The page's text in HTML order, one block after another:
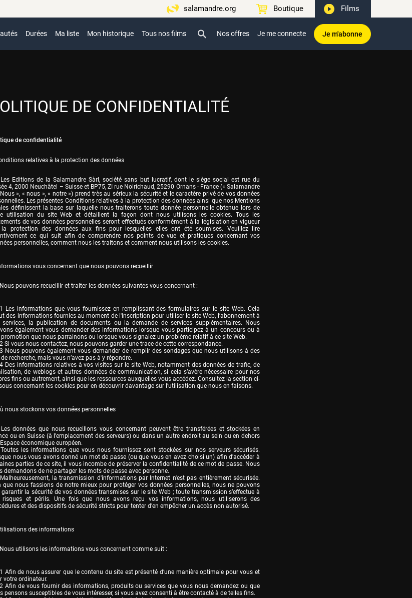
salamandre.org Boutique Films
Durées Ma liste Mon historique Tous nos films Nos offres Je me connecte Je m'abonne
DE CONFIDENTIALITÉ
de confidentialité
relatives à la protection des données
Les Editions de la Salamandre Sàrl, société sans but lucratif, dont le siège social est rue du
4, 2000 Neuchâtel – Suisse et BP75, ZI rue Noirichaud, 25290 Ornans - France (« Salamandre
», « nous », « notre ») prend très au sérieux la sécurité et le caractère privé de vos données
Les présentes Conditions relatives à la protection des données ainsi que nos Mentions
définissent la base sur laquelle nous traiterons toute donnée personnelle obtenue lors de
utilisation du site Web et détaillent la façon dont nous utilisons les cookies. Tous les
de vos données personnelles seront effectués conformément à la législation en vigueur
protection des données aux fins pour lesquelles elles ont été soumises. Veuillez lire
ce qui suit afin de comprendre nos points de vue et pratiques concernant vos
personnelles, comment nous les traitons et comment nous utilisons les cookies.
vous concernant que nous pouvons recueillir
pouvons recueillir et traiter les données suivantes vous concernant :
Les informations que vous fournissez en remplissant des formulaires sur le site Web. Cela
des informations fournies au moment de l'inscription pour utiliser le site Web, l’abonnement à
services, la publication de documents ou la demande de services supplémentaires. Nous
également vous demander des informations lorsque vous participez à un concours ou à
promotion que nous parrainons ou lorsque vous signalez un problème relatif à ce site Web.
Si vous nous contactez, nous pouvons garder une trace de cette correspondance.
Nous pouvons également vous demander de remplir des sondages que nous utilisons à des
recherche, mais vous n’avez pas à y répondre.
Des informations relatives à vos visites sur le site Web, notamment des données de trafic, de
de weblogs et autres données de communication, si cela s’avère nécessaire pour nos
fins ou autrement, ainsi que les ressources auxquelles vous accédez. Consultez la section ci-
concernant les cookies pour en découvrir davantage sur l’utilisation que nous en faisons.
nous stockons vos données personnelles
données que nous recueillons vous concernant peuvent être transférées et stockées en
ou en Suisse (à l’emplacement des serveurs) ou dans un autre endroit au sein ou en dehors
économique européen.
les informations que vous nous fournissez sont stockées sur nos serveurs sécurisés.
nous vous avons donné un mot de passe (ou que vous en avez choisi un) afin d'accéder à
parties de ce site, il vous incombe de préserver la confidentialité de ce mot de passe. Nous
demandons de ne partager les mots de passe avec personne.
la transmission d'informations par Internet n'est pas entièrement sécurisée.
que nous fassions de notre mieux pour protéger vos données personnelles, nous ne pouvons
la sécurité de vos données transmises sur le site Web ; toute transmission s’effectue à
risques et périls. Une fois que nous avons reçu vos informations, nous utiliserons des
et des dispositifs de sécurité stricts pour tenter d'en empêcher un accès non autorisé.
des informations
utilisons les informations vous concernant comme suit :
Afin de nous assurer que le contenu du site est présenté d’une manière optimale pour vous et
votre ordinateur.
Afin de vous fournir des informations, produits ou services que vous nous demandez ou que
pensons susceptibles de vous intéresser, si vous avez consenti à être contacté à de telles fins.